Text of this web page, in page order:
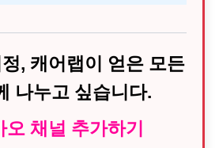
, 캐어랩이 얻은 모든
나누고 싶습니다.
오 채널 추가하기